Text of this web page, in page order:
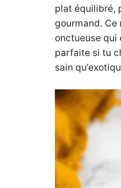
plat équilibré,
gourmand. Ce
onctueuse qui
parfaite si tu
sain